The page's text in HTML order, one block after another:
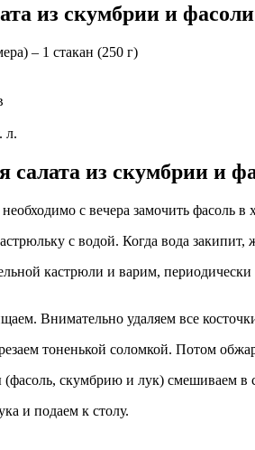
из скумбрии и
– 1 стакан (250 г)
л.
салата из скумбрии и
с вечера замочить фасоль
с водой. Когда вода
кастрюли и варим,
Внимательно удаляем все
тоненькой соломкой. Потом
скумбрию и лук) смешиваем в
и подаем к столу.